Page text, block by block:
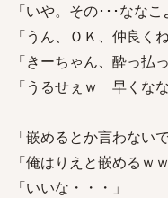
「いや。その･･･なな
「うん、ＯＫ、仲良くね
「きーちゃん、酔っ払
「うるせぇｗ 早くな
「嵌めるとか言わない
「俺はりえと嵌めるｗｗ
「いいな・・・」